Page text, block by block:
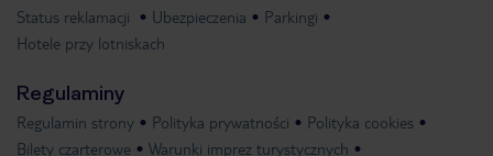
Status reklamacji
Ubezpieczenia
Parkingi
Hotele przy lotniskach
Regulaminy
Regulamin strony Polityka prywatności
Polityka cookies
Bilety czarterowe
Warunki imprez turystycznych